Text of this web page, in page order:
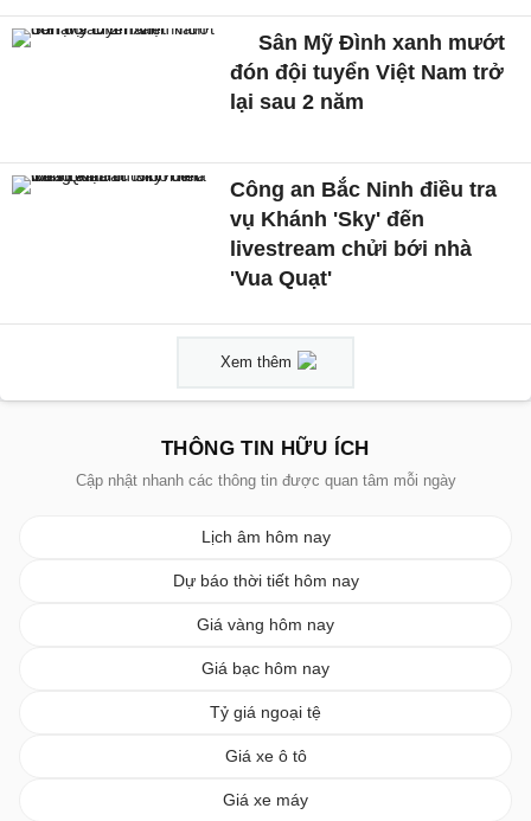
Sân Mỹ Đình xanh mướt
đón đội tuyển Việt Nam trở
lại sau 2 năm
Công an Bắc Ninh điều tra
vụ Khánh 'Sky' đến
livestream chửi bới nhà
'Vua Quạt'
Xem thêm
THÔNG TIN HỮU ÍCH
Cập nhật nhanh các thông tin được quan tâm mỗi ngày
Lịch âm hôm nay
Dự báo thời tiết hôm nay
Giá vàng hôm nay
Giá bạc hôm nay
Tỷ giá ngoại tệ
Giá xe ô tô
Giá xe máy